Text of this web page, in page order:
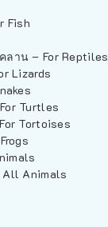
Fish
ลาน – For Reptiles
Lizards
Turtles
Tortoises
Animals